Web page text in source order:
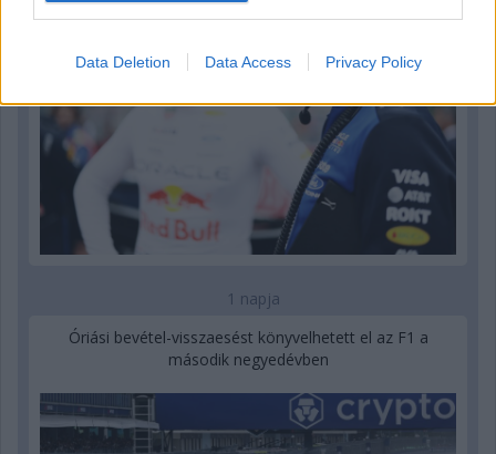
Data Deletion Data Access Privacy Policy
1 napja
Óriási bevétel-visszaesést könyvelhetett el az F1 a
második negyedévben